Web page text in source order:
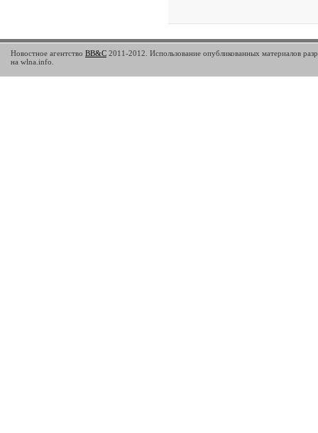
Новостное агентство BB&C 2011-2012. Использование опубликованных материалов
на wlna.info.